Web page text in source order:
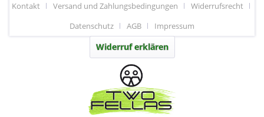
Kontakt
Versand und Zahlungsbedingungen
Widerrufsrecht
Datenschutz
AGB Impressum
Widerruf erklären